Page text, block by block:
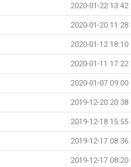
2020-01-22 13:42
2020-01-20 11:28
2020-01-12 18:10
2020-01-11 17:22
2020-01-07 09:00
2019-12-20 20:38
2019-12-18 15:55
2019-12-17 08:36
2019-12-17 08:20